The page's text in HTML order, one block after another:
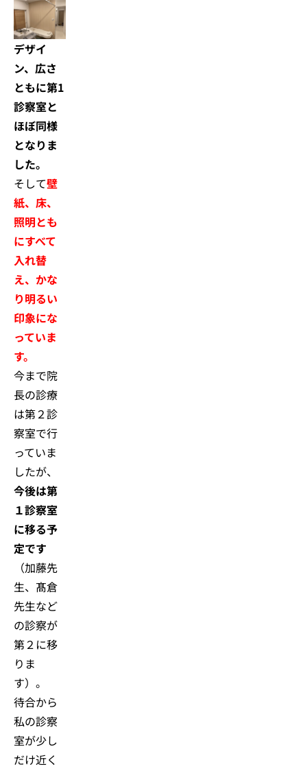
デザイ
ン、広さ
ともに第1
診察室と
ほぼ同様
となりま
した。
そして壁
紙、床、
照明とも
にすべて
入れ替
え、かな
り明るい
印象にな
っていま
す。
今まで院
長の診療
は第２診
察室で行
っていま
したが、
今後は第
１診察室
に移る予
定です
（加藤先
生、髙倉
先生など
の診察が
第２に移
りま
す）。
待合から
私の診察
室が少し
だけ近く